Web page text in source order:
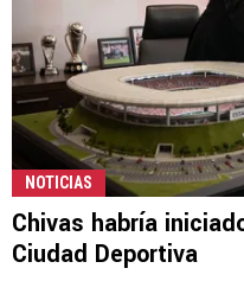
NOTICIAS
Chivas habría
Ciudad Deportiva